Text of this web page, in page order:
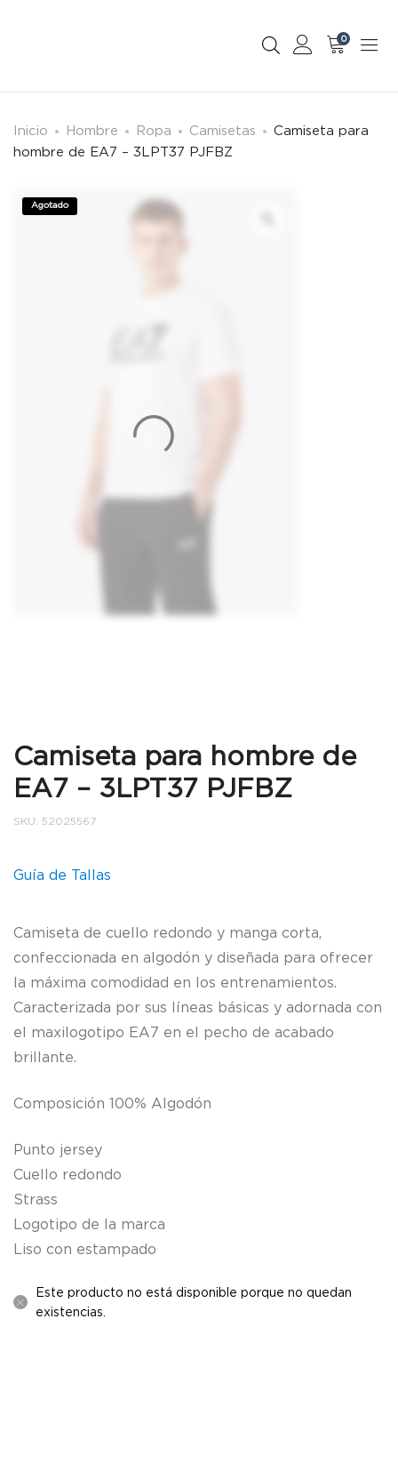
0
Inicio Hombre Ropa Camisetas
Camiseta para
hombre de EA7 – 3LPT37 PJFBZ
Agotado
Camiseta para hombre de
EA7 – 3LPT37 PJFBZ
SKU: 52025567
Guía de Tallas
Camiseta de cuello redondo y manga corta,
confeccionada en algodón y diseñada para ofrecer
la máxima comodidad en los entrenamientos.
Caracterizada por sus líneas básicas y adornada con
el maxilogotipo EA7 en el pecho de acabado
brillante.
Composición 100% Algodón
Punto jersey
Cuello redondo
Strass
Logotipo de la marca
Liso con estampado
Este producto no está disponible porque no quedan
existencias.